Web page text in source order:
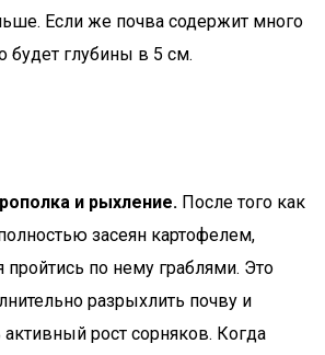
Если же почва содержит много
будет глубины в 5 см.
и рыхление. После того как
засеян картофелем,
пройтись по нему граблями. Это
разрыхлить почву и
активный рост сорняков. Когда